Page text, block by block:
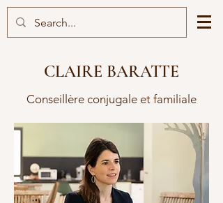
CLAIRE BARATTE
Conseillère conjugale et familiale